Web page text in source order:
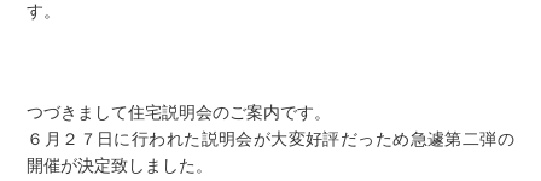
す。
つづきまして住宅説明会のご案内です。
６月２７日に行われた説明会が大変好評だっため急遽第二弾の
開催が決定致しました。